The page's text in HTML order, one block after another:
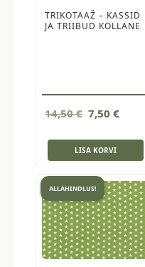
TRIKOTAAŽ – KASSID
JA TRIIBUD KOLLANE
14,50€ Algne
oli:
14,50 €.
7,50 €
is:
LISA KORVI
ALLAHINDLUS!